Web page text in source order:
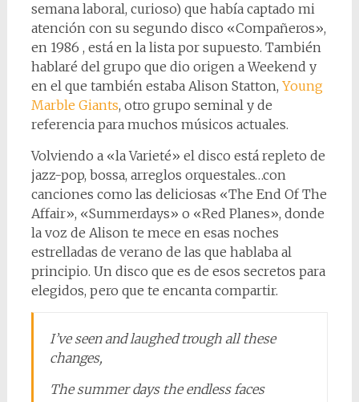
semana laboral, curioso) que había captado mi
atención con su segundo disco «Compañeros»,
en 1986 , está en la lista por supuesto. También
hablaré del grupo que dio origen a Weekend y
en el que también estaba Alison Statton, Young
Marble Giants, otro grupo seminal y de
referencia para muchos músicos actuales.
Volviendo a «la Varieté» el disco está repleto de
jazz-pop, bossa, arreglos orquestales…con
canciones como las deliciosas «The End Of The
Affair», «Summerdays» o «Red Planes», donde
la voz de Alison te mece en esas noches
estrelladas de verano de las que hablaba al
principio. Un disco que es de esos secretos para
elegidos, pero que te encanta compartir.
I’ve seen and laughed trough all these
changes,
The summer days the endless faces